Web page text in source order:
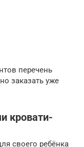
перечень
заказать уже
кровати-
своего ребёнка